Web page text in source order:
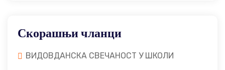
Скорашњи чланци
ВИДОВДАНСКА СВЕЧАНОСТ У ШКОЛИ